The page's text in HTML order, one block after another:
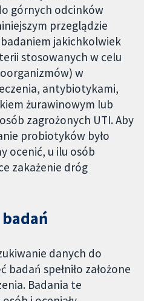
górnych odcinków
przeglądzie
jakichkolwiek
stosowanych w celu
w
antybiotykami,
żurawinowym lub
zagrożonych UTI. Aby
probiotyków było
ocenić, u ilu osób
zakażenie dróg
danych do
badań spełniło założone
Badania te